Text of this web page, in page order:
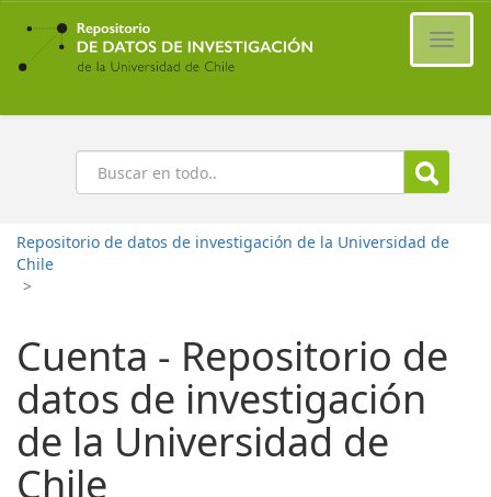
Ir
contenido
principal
Buscar
Repositorio de datos de investigación de la Universidad de
Chile
>
Cuenta - Repositorio de
datos de investigación
de la Universidad de
Chile